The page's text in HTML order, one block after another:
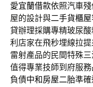
愛宜蘭借款依照汽車
屋的設計與二手貨櫃屋
貸辦理採購專精玻尿
利店家在飛秒埋線拉
雷射產品的民間特殊
值得專業技師到府服
負債中和房屋二胎準